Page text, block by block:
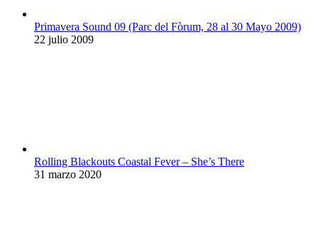
Primavera Sound 09 (Parc del Fòrum, 28 al 30 Mayo 2009)
22 julio 2009
Rolling Blackouts Coastal Fever – She’s There
31 marzo 2020